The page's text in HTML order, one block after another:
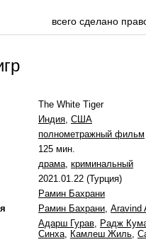
всего сделано
The White Tiger
Индия, США
полнометражный фильм
125 мин.
драма, криминальный
2021.01.22 (Турция)
Рамин Бахрани
Рамин Бахрани, Aravind
Адарш Гурав, Радж
Синха, Камлеш Жиль,